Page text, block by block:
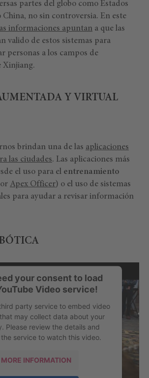
partes del globo como Estados
China, no sin controversia. En este
informaciones apuntan a que las
valido de estos sistemas para
personas a los campos de
Xinjiang.
Y VIRTUAL
brindan una de las aplicaciones
las ciudades. Las aplicaciones más
el uso para el entrenamiento
Apex Officer) o el uso de sistemas
para ayudar a revisar información
your consent to load
Video service!
party service to embed video
may collect data about your
Please review the details and
service to watch this video.
MORE INFORMATION